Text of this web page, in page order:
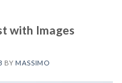
with Images
BY MASSIMO